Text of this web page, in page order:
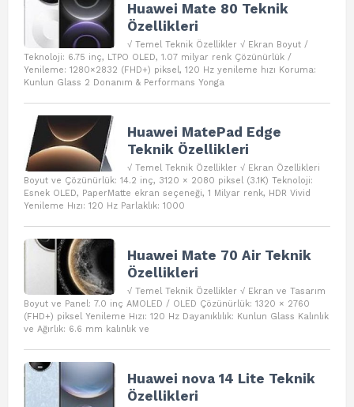
Huawei Mate 80 Teknik
Özellikleri
√ Temel Teknik Özellikler √ Ekran Boyut /
Teknoloji: 6.75 inç, LTPO OLED, 1.07 milyar renk Çözünürlük /
Yenileme: 1280×2832 (FHD+) piksel, 120 Hz yenileme hızı Koruma:
Kunlun Glass 2 Donanım & Performans Yonga
Huawei MatePad Edge
Teknik Özellikleri
√ Temel Teknik Özellikler √ Ekran Özellikleri
Boyut ve Çözünürlük: 14.2 inç, 3120 × 2080 piksel (3.1K) Teknoloji:
Esnek OLED, PaperMatte ekran seçeneği, 1 Milyar renk, HDR Vivid
Yenileme Hızı: 120 Hz Parlaklık: 1000
Huawei Mate 70 Air Teknik
Özellikleri
√ Temel Teknik Özellikler √ Ekran ve Tasarım
Boyut ve Panel: 7.0 inç AMOLED / OLED Çözünürlük: 1320 × 2760
(FHD+) piksel Yenileme Hızı: 120 Hz Dayanıklılık: Kunlun Glass Kalınlık
ve Ağırlık: 6.6 mm kalınlık ve
Huawei nova 14 Lite Teknik
Özellikleri